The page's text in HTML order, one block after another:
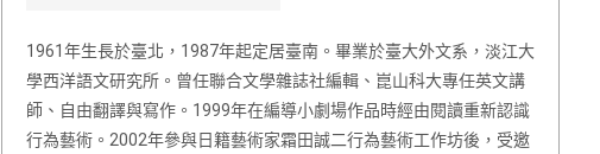
1961年生長於臺北，1987年起定居臺南。畢業於臺大外文系，淡江大
學西洋語文研究所。曾任聯合文學雜誌社編輯、崑山科大專任英文講
師、自由翻譯與寫作。1999年在編導小劇場作品時經由閱讀重新認識
行為藝術。2002年參與日籍藝術家霜田誠二行為藝術工作坊後，受邀